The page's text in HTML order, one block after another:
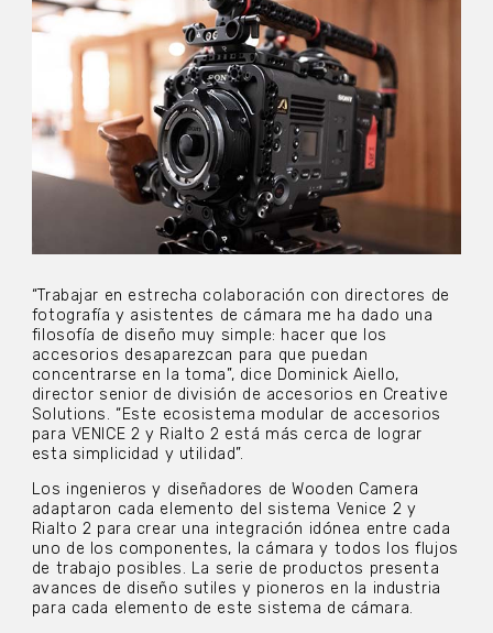
“Trabajar en estrecha colaboración con directores de
fotografía y asistentes de cámara me ha dado una
filosofía de diseño muy simple: hacer que los
accesorios desaparezcan para que puedan
concentrarse en la toma”, dice Dominick Aiello,
director senior de división de accesorios en Creative
Solutions. “Este ecosistema modular de accesorios
para VENICE 2 y Rialto 2 está más cerca de lograr
esta simplicidad y utilidad”.
Los ingenieros y diseñadores de Wooden Camera
adaptaron cada elemento del sistema Venice 2 y
Rialto 2 para crear una integración idónea entre cada
uno de los componentes, la cámara y todos los flujos
de trabajo posibles. La serie de productos presenta
avances de diseño sutiles y pioneros en la industria
para cada elemento de este sistema de cámara.